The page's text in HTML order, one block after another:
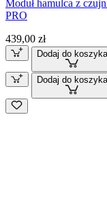
Moduł hamulca z
PRO
439,00 zł
Dodaj do koszyka
Dodaj do koszyka